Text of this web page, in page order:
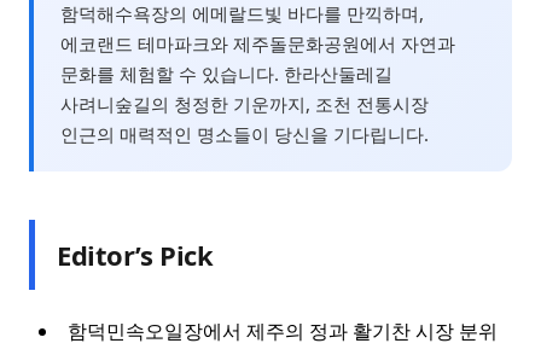
함덕해수욕장의 에메랄드빛 바다를 만끽하며,
에코랜드 테마파크와 제주돌문화공원에서 자연과
문화를 체험할 수 있습니다. 한라산둘레길
사려니숲길의 청정한 기운까지, 조천 전통시장
인근의 매력적인 명소들이 당신을 기다립니다.
Editor’s Pick
함덕민속오일장에서 제주의 정과 활기찬 시장 분위